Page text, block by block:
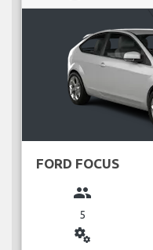
FORD FOCUS
group
5
miscellaneous_services